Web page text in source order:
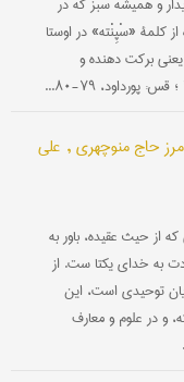
كلمۀ «سْپِنْته‌» در اوستا
بركت‌ دهنده‌ و
حاج منوچهری , علی
از حیث عقیده، باور به
به خدای یکتا ست. از
توحیدی است، این
و در علوم و معارف